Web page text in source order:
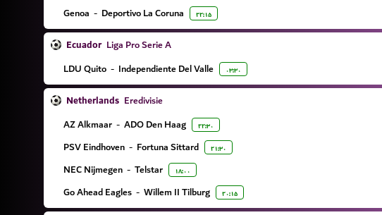
Genoa - Deportivo La Coruna ۲۲:۱۵
Ecuador Liga Pro Serie A
LDU Quito - Independiente Del Valle ۰۳:۳۰
Netherlands Eredivisie
AZ Alkmaar - ADO Den Haag ۲۲:۳۰
PSV Eindhoven - Fortuna Sittard ۲۱:۳۰
NEC Nijmegen - Telstar ۱۸:۰۰
Go Ahead Eagles - Willem II Tilburg ۲۰:۱۵